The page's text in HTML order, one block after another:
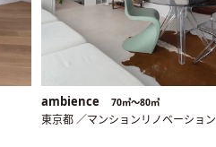
ambience 70㎡〜80㎡
東京都 ／マンションリノベーション